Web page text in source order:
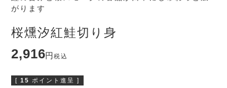
がります
桜燻汐紅鮭切り身
2,916 税込
[ 15 ポイント進呈 ]